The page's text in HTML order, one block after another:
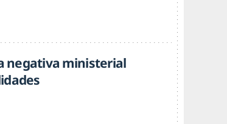
negativa ministerial